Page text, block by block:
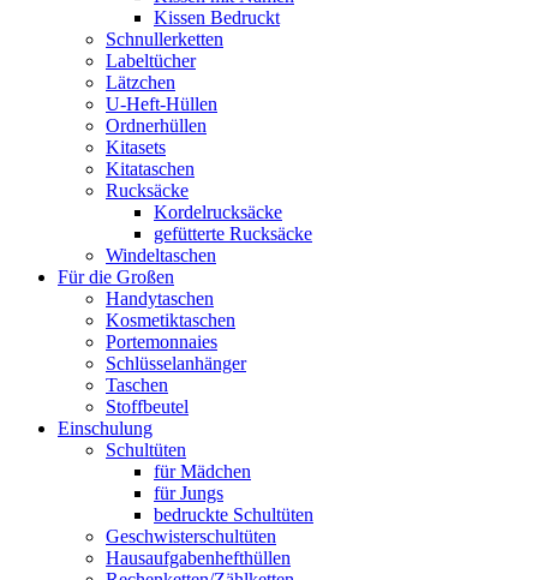
Kissen Bedruckt
Schnullerketten
Labeltücher
Lätzchen
U-Heft-Hüllen
Ordnerhüllen
Kitasets
Kitataschen
Rucksäcke
Kordelrucksäcke
gefütterte Rucksäcke
Windeltaschen
Für die Großen
Handytaschen
Kosmetiktaschen
Portemonnaies
Schlüsselanhänger
Taschen
Stoffbeutel
Einschulung
Schultüten
für Mädchen
für Jungs
bedruckte Schultüten
Geschwisterschultüten
Hausaufgabenhefthüllen